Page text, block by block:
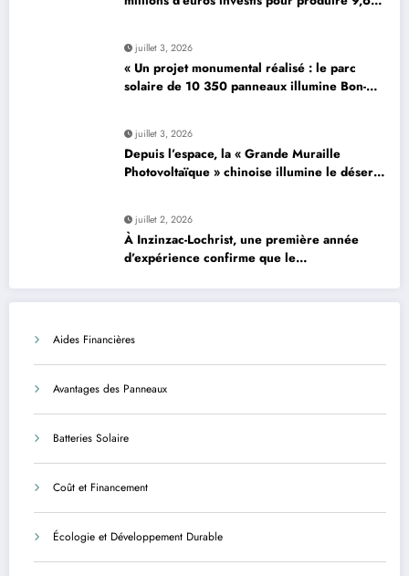
juillet 3, 2026
« Un projet monumental réalisé : le parc
solaire de 10 350 panneaux illumine Bon-…
juillet 3, 2026
Depuis l’espace, la « Grande Muraille
Photovoltaïque » chinoise illumine le désert
juillet 2, 2026
À Inzinzac-Lochrist, une première année
d’expérience confirme que le
Aides Financières
Avantages des Panneaux
Batteries Solaire
Coût et Financement
Écologie et Développement Durable